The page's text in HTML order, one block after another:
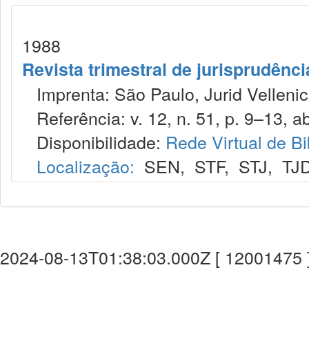
1988
Revista trimestral de
Imprenta: São Paulo, Jurid
Referência: v. 12, n. 51, p. 9–13,
Disponibilidade: Rede Virtual de
Localização: SEN, STF, STJ,
2024-08-13T01:38:03.000Z [ 12001475